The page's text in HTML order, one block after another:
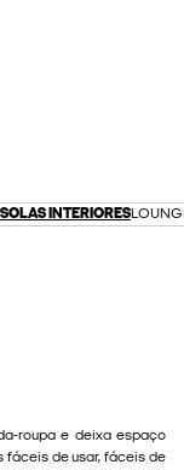
INTERIORES
roupa e deixa espaço
fáceis de usar, fáceis de